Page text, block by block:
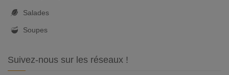
Salades
Soupes
Suivez-nous sur les réseaux !